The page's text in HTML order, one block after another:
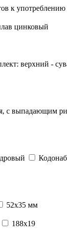
к употреблению
цинковый
верхний -
с выпадающим
52х35 мм
188x19